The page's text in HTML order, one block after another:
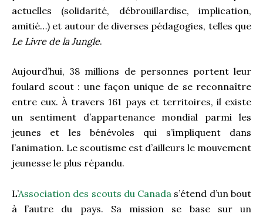
actuelles (solidarité, débrouillardise, implication,
amitié…) et autour de diverses pédagogies, telles que
Le Livre de la Jungle.
Aujourd’hui, 38 millions de personnes portent leur
foulard scout : une façon unique de se reconnaître
entre eux. À travers 161 pays et territoires, il existe
un sentiment d’appartenance mondial parmi les
jeunes et les bénévoles qui s’impliquent dans
l’animation. Le scoutisme est d’ailleurs le mouvement
jeunesse le plus répandu.
L’Association des scouts du Canada s’étend d’un bout
à l’autre du pays. Sa mission se base sur un